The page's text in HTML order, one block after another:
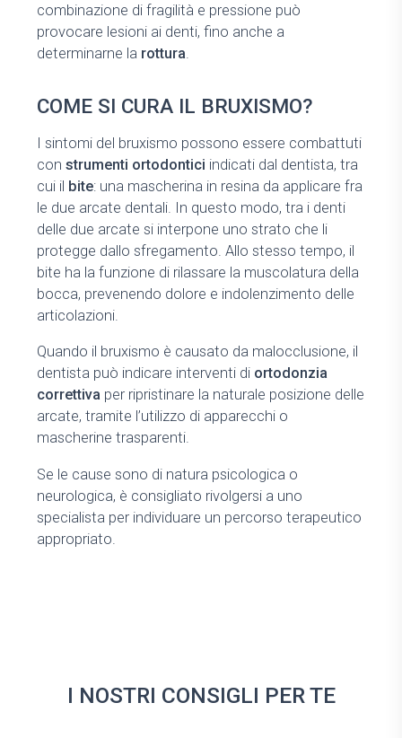
combinazione di fragilità e pressione può
provocare lesioni ai denti, fino anche a
determinarne la rottura
COME SI CURA IL BRUXISMO?
I sintomi del bruxismo possono essere combattuti
con strumenti ortodontici indicati dal dentista, tra
cui il bite: una mascherina in resina da applicare fra
le due arcate dentali. In questo modo, tra i denti
delle due arcate si interpone uno strato che li
protegge dallo sfregamento. Allo stesso tempo, il
bite ha la funzione di rilassare la muscolatura della
bocca, prevenendo dolore e indolenzimento delle
articolazioni.
Quando il bruxismo è causato da malocclusione, il
dentista può indicare interventi di ortodonzia
correttiva per ripristinare la naturale posizione delle
arcate, tramite l’utilizzo di apparecchi o
mascherine trasparenti.
Se le cause sono di natura psicologica o
neurologica, è consigliato rivolgersi a uno
specialista per individuare un percorso terapeutico
appropriato.
I NOSTRI CONSIGLI PER TE